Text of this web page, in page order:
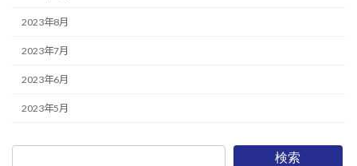
2023年8月
2023年7月
2023年6月
2023年5月
検索